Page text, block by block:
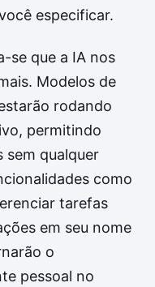
especificar.
se que a IA nos
Modelos de
rodando
permitindo
sem qualquer
como
tarefas
em seu nome
o
pessoal no